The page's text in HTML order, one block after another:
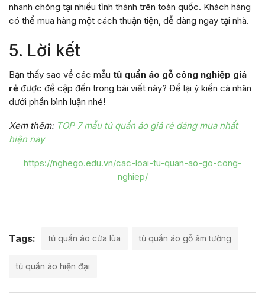
nhanh chóng tại nhiều tỉnh thành trên toàn quốc. Khách hàng
có thể mua hàng một cách thuận tiện, dễ dàng ngay tại nhà.
5. Lời kết
Bạn thấy sao về các mẫu tủ quần áo gỗ công nghiệp giá
rẻ được đề cập đến trong bài viết này? Để lại ý kiến cá nhân
dưới phần bình luận nhé!
Xem thêm: TOP 7 mẫu tủ quần áo giá rẻ đáng mua nhất
hiện nay
https://nghego.edu.vn/cac-loai-tu-quan-ao-go-cong-
nghiep/
Tags: tủ quần áo cửa lùa tủ quần áo gỗ âm tường
tủ quần áo hiện đại